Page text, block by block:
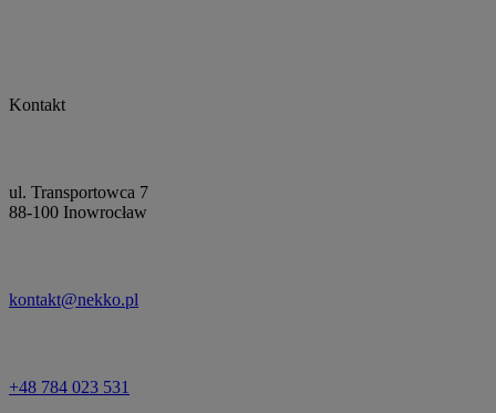
Kontakt
ul. Transportowca 7
88-100 Inowrocław
kontakt@nekko.pl
+48 784 023 531